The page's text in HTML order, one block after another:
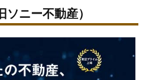
ニー不動産）